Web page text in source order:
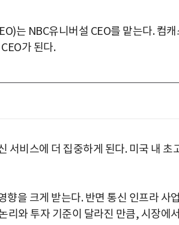
는 NBC유니버설 CEO를 맡는다. 컴캐
가 된다.
서비스에 더 집중하게 된다. 미국 내 초
을 크게 받는다. 반면 통신 인프라 사
리와 투자 기준이 달라진 만큼, 시장에